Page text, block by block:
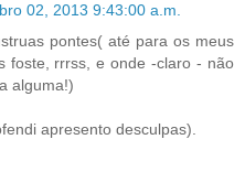
02, 2013 9:43:00 a.m.
pontes( até para os meus
foste, rrrss, e onde -claro - não
alguma!)
apresento desculpas).